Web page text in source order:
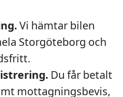
Vi hämtar bilen
Storgöteborg och
Du får betalt
mottagningsbevis,